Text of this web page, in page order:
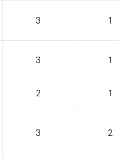
3 1
3 1
2 1
3 2